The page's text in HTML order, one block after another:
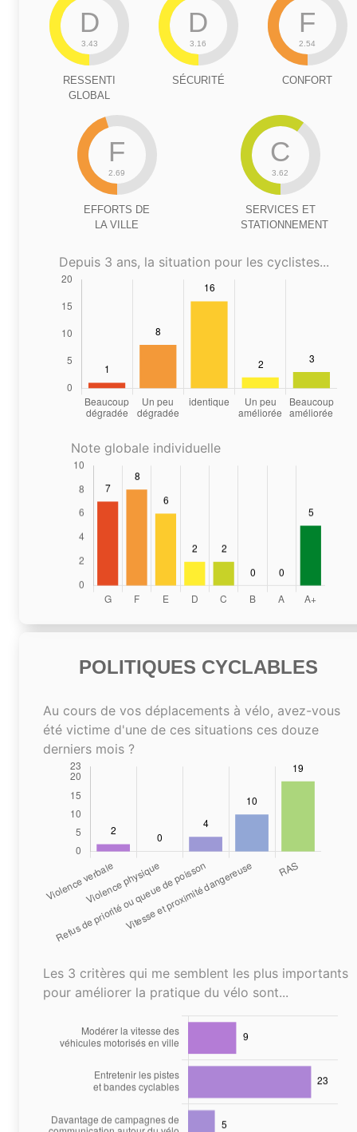
D
3.43
RESSENTI
GLOBAL
D
3.16
SÉCURITÉ
F
2.54
CONFORT
F
2.69
EFFORTS DE
LA VILLE
C
3.62
SERVICES ET
STATIONNEMENT
Depuis 3 ans, la situation pour les cyclistes...
Note globale individuelle
POLITIQUES CYCLABLES
Au cours de vos déplacements à vélo, avez-vous
été victime d'une de ces situations ces douze
derniers mois ?
Les 3 critères qui me semblent les plus importants
pour améliorer la pratique du vélo sont...